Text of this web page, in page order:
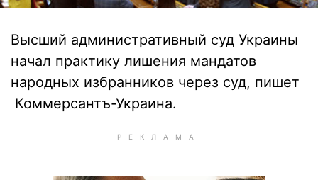
Высший административный суд Украины
начал практику лишения мандатов
народных избранников через суд, пишет
Коммерсантъ-Украина.